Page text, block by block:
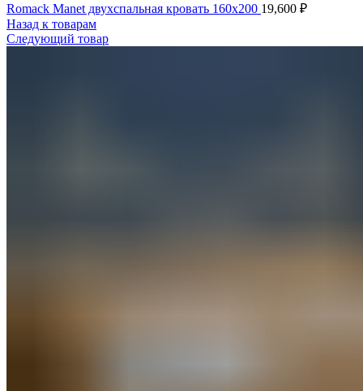
Romack Manet двухспальная кровать 160x200 19,600 ₽
Назад к товарам
Следующий товар